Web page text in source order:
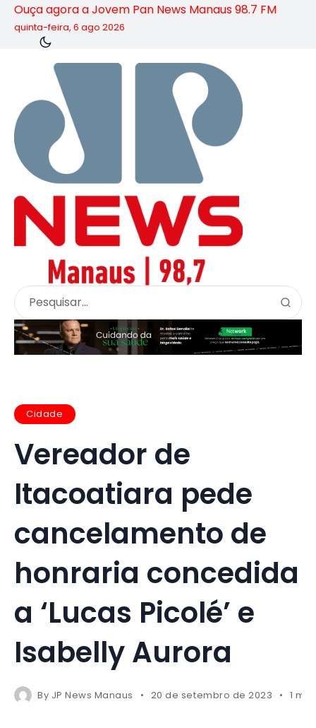
Ouça agora a Jovem Pan News Manaus 98.7 FM
quinta-feira, 6 ago 2026
Cidade
Vereador de
Itacoatiara pede
cancelamento de
honraria concedida
a ‘Lucas Picolé’ e
Isabelly Aurora
By JP News Manaus 20 de setembro de 2023 1